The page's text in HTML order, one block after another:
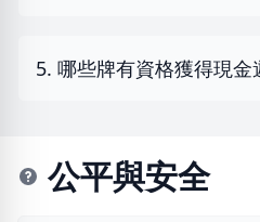
5. 哪些牌有資格獲得現金
公平與安全